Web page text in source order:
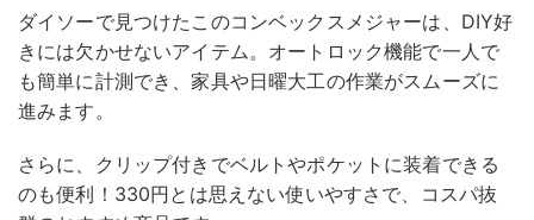
ダイソーで見つけたこのコンベックスメジャーは、DIY好
きには欠かせないアイテム。オートロック機能で一人で
も簡単に計測でき、家具や日曜大工の作業がスムーズに
進みます。
さらに、クリップ付きでベルトやポケットに装着できる
のも便利！330円とは思えない使いやすさで、コスパ抜